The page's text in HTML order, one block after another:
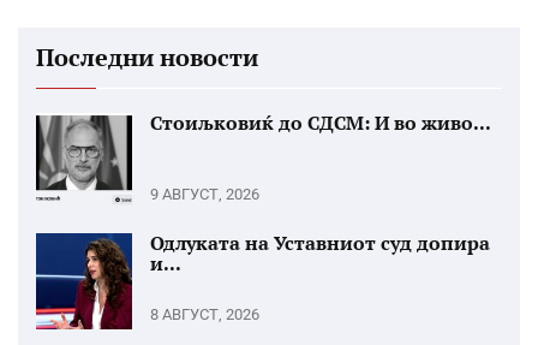
Последни новости
Стоиљковиќ до СДСМ: И во живо...
9 АВГУСТ, 2026
Одлуката на Уставниот суд допира
и...
8 АВГУСТ, 2026